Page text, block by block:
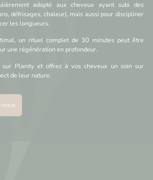
adapté aux cheveux ayant subi des
défrisages, chaleur), mais aussi pour discipliner
les longueurs.
un rituel complet de 30 minutes peut être
une régénération en profondeur.
sur Planity et offrez à vos cheveux un soin sur
de leur nature.
vous